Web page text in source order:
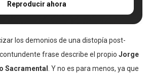
Reproducir ahora
los demonios de una distopía post-
frase describe el propio Jorge
Sacramental . Y no es para menos, ya que